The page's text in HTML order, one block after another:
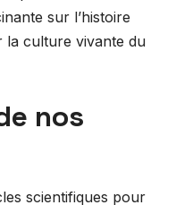
sur l’histoire
la culture vivante du
nos
scientifiques pour